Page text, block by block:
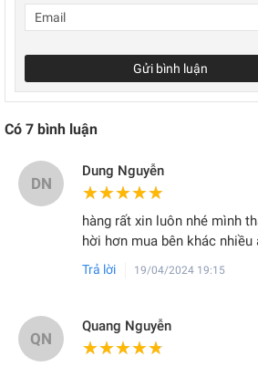
Gửi bình luận
Có 7 bình luận
DN
Dung Nguyễn
★★★★★
★★★★★
hàng rất xin luôn nhé mình
hời hơn mua bên khác nhiều
Trả lời 19/04/2024 19:15
QN
Quang Nguyễn
★★★★★
★★★★★